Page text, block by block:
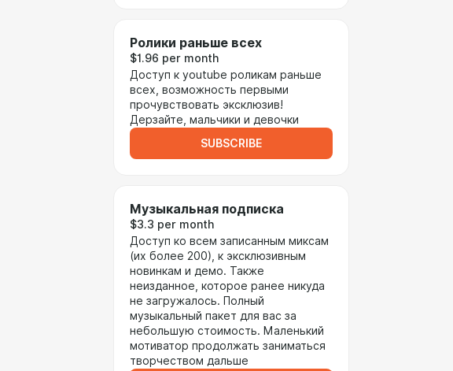
Ролики раньше всех
$1.96 per month
Доступ к youtube роликам раньше
всех, возможность первыми
прочувствовать эксклюзив!
Дерзайте, мальчики и девочки
SUBSCRIBE
Музыкальная подписка
$3.3 per month
Доступ ко всем записанным миксам
(их более 200), к эксклюзивным
новинкам и демо. Также
неизданное, которое ранее никуда
не загружалось. Полный
музыкальный пакет для вас за
небольшую стоимость. Маленький
мотиватор продолжать заниматься
творчеством дальше